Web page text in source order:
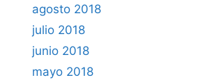
agosto 2018
julio 2018
junio 2018
mayo 2018